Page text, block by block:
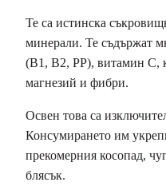
Те са истинска
минерали. Те съдържат
(В1, В2, РР), витамин С,
магнезий и фибри.
Освен това са
Консумирането им
прекомерния косопад,
блясък.